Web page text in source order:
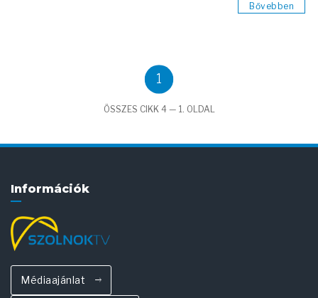
Bővebben
1
ÖSSZES CIKK 4 — 1. OLDAL
Információk
Médiaajánlat